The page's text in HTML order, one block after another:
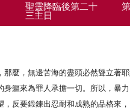
聖靈降臨後第二十
三主日
麼，無邊苦海的盡頭必然聳立著
軀來為罪人承擔一切。所以，暴
反要鍛鍊出忍耐和成熟的品格來